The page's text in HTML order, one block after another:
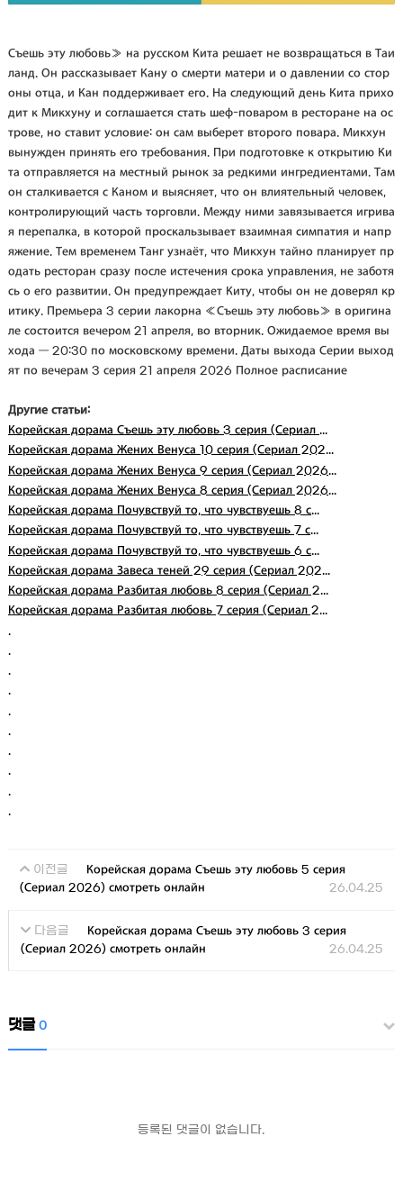
Съешь эту любовь» на русском Кита решает не возвращаться в Таи
ланд. Он рассказывает Кану о смерти матери и о давлении со стор
оны отца, и Кан поддерживает его. На следующий день Кита прихо
дит к Микхуну и соглашается стать шеф-поваром в ресторане на ос
трове, но ставит условие: он сам выберет второго повара. Микхун
вынужден принять его требования. При подготовке к открытию Ки
та отправляется на местный рынок за редкими ингредиентами. Там
он сталкивается с Каном и выясняет, что он влиятельный человек,
контролирующий часть торговли. Между ними завязывается игрива
я перепалка, в которой проскальзывает взаимная симпатия и напр
яжение. Тем временем Танг узнаёт, что Микхун тайно планирует пр
одать ресторан сразу после истечения срока управления, не заботя
сь о его развитии. Он предупреждает Киту, чтобы он не доверял кр
итику. Премьера 3 серии лакорна «Съешь эту любовь» в оригина
ле состоится вечером 21 апреля, во вторник. Ожидаемое время вы
хода — 20:30 по московскому времени. Даты выхода Серии выход
ят по вечерам 3 серия 21 апреля 2026 Полное расписание
Другие статьи:
Корейская дорама Съешь эту любовь 3 серия (Сериал ...
Корейская дорама Жених Венуса 10 серия (Сериал 202...
Корейская дорама Жених Венуса 9 серия (Сериал 2026...
Корейская дорама Жених Венуса 8 серия (Сериал 2026...
Корейская дорама Почувствуй то, что чувствуешь 8 с...
Корейская дорама Почувствуй то, что чувствуешь 7 с...
Корейская дорама Почувствуй то, что чувствуешь 6 с...
Корейская дорама Завеса теней 29 серия (Сериал 202...
Корейская дорама Разбитая любовь 8 серия (Сериал 2...
Корейская дорама Разбитая любовь 7 серия (Сериал 2...
.
.
.
.
.
.
.
.
.
.
이전글
Корейская дорама Съешь эту любовь 5 серия
(Сериал 2026) смотреть онлайн
26.04.25
다음글
Корейская дорама Съешь эту любовь 3 серия
(Сериал 2026) смотреть онлайн
26.04.25
댓글0
등록된 댓글이 없습니다.